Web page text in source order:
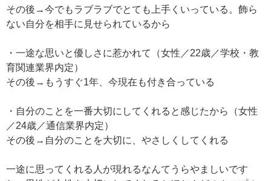
その後→今でもラブラブでとても上手くいっている。飾ら
ない自分を相手に見せられているから
・一途な思いと優しさに惹かれて（女性／22歳／学校・教
育関連業界内定）
その後→もうすぐ1年、今現在も付き合っている
・自分のことを一番大切にしてくれると感じたから（女性
／24歳／通信業界内定）
その後→自分のことを大切に、やさしくしてくれる
一途に思ってくれる人が現れるなんてうらやましいです